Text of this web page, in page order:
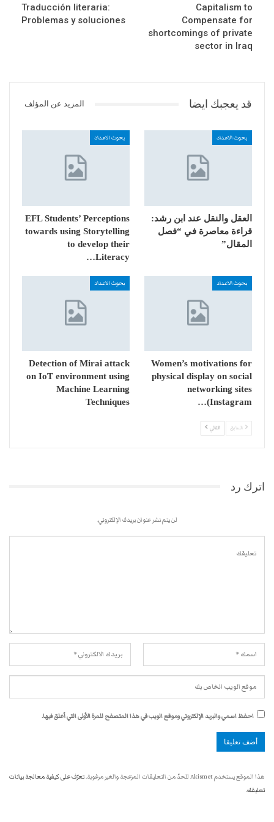
Capitalism to
Compensate for
shortcomings of private
sector in Iraq
Traducción literaria:
Problemas y soluciones
قد يعجبك ايضا المزيد عن المؤلف
بحوث الاعداد
العقل والنقل عند ابن رشد:
قراءة معاصرة في “فصل
المقال”
بحوث الاعداد
EFL Students’ Perceptions
towards using Storytelling
to develop their
Literacy…
بحوث الاعداد
Women’s motivations for
physical display on social
networking sites
(Instagram…
بحوث الاعداد
Detection of Mirai attack
on IoT environment using
Machine Learning
Techniques
السابق التالي
اترك رد
لن يتم نشر عنوان بريدك الإلكتروني.
احفظ اسمي والبريد الإلكتروني وموقع الويب في هذا المتصفح للمرة الأولى التي أعلق فيها.
هذا الموقع يستخدم Akismet للحدّ من التعليقات المزعجة والغير مرغوبة.
تعرّف على كيفية معالجة بيانات
تعليقك.